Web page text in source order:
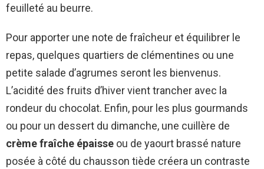
feuilleté au beurre.
Pour apporter une note de fraîcheur et équilibrer le
repas, quelques quartiers de clémentines ou une
petite salade d’agrumes seront les bienvenus.
L’acidité des fruits d’hiver vient trancher avec la
rondeur du chocolat. Enfin, pour les plus gourmands
ou pour un dessert du dimanche, une cuillère de
crème fraîche épaisse ou de yaourt brassé nature
posée à côté du chausson tiède créera un contraste